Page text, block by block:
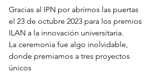
Gracias al IPN por abrirnos las puertas
el 23 de octubre 2023 para los premios
ILAN a la innovación universitaria.
La ceremonia fue algo inolvidable,
donde premiamos a tres proyectos
únicos